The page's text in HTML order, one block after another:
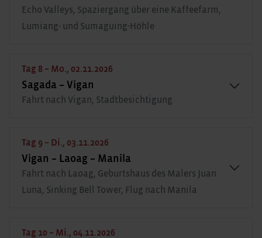
Echo Valleys, Spaziergang über eine Kaffeefarm,
Lumiang- und Sumaguing-Höhle
Tag 8 – Mo., 02.11.2026
Sagada – Vigan
Fahrt nach Vigan, Stadtbesichtigung
Tag 9 – Di., 03.11.2026
Vigan – Laoag – Manila
Fahrt nach Laoag, Geburtshaus des Malers Juan
Luna, Sinking Bell Tower, Flug nach Manila
Tag 10 – Mi., 04.11.2026